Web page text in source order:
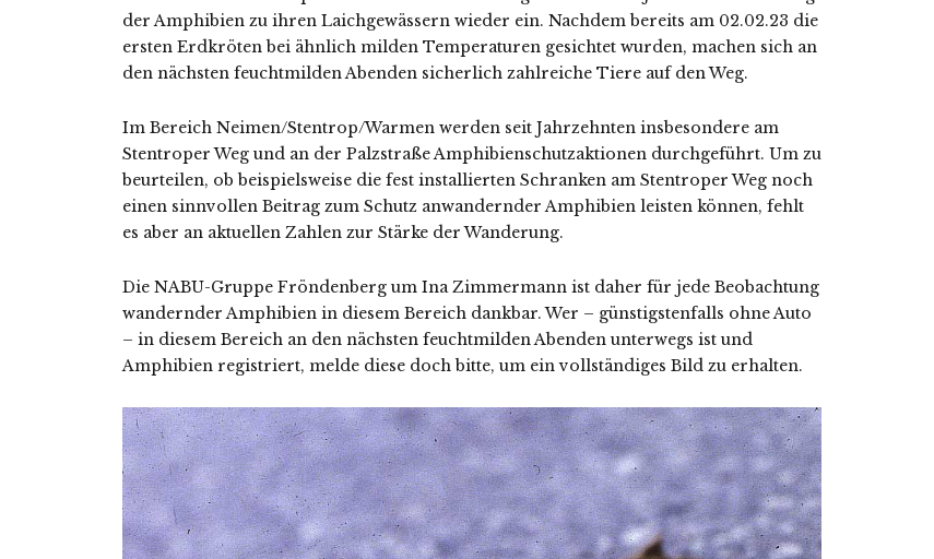
der Amphibien zu ihren Laichgewässern wieder ein. Nachdem bereits am 02.02.23 die
ersten Erdkröten bei ähnlich milden Temperaturen gesichtet wurden, machen sich an
den nächsten feuchtmilden Abenden sicherlich zahlreiche Tiere auf den Weg.
Im Bereich Neimen/Stentrop/Warmen werden seit Jahrzehnten insbesondere am
Stentroper Weg und an der Palzstraße Amphibienschutzaktionen durchgeführt. Um zu
beurteilen, ob beispielsweise die fest installierten Schranken am Stentroper Weg noch
einen sinnvollen Beitrag zum Schutz anwandernder Amphibien leisten können, fehlt
es aber an aktuellen Zahlen zur Stärke der Wanderung.
Die NABU-Gruppe Fröndenberg um Ina Zimmermann ist daher für jede Beobachtung
wandernder Amphibien in diesem Bereich dankbar. Wer – günstigstenfalls ohne Auto
– in diesem Bereich an den nächsten feuchtmilden Abenden unterwegs ist und
Amphibien registriert, melde diese doch bitte, um ein vollständiges Bild zu erhalten.